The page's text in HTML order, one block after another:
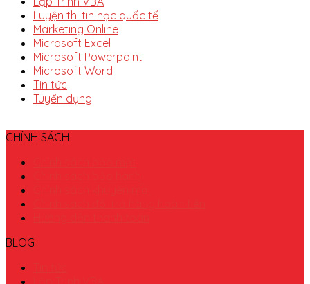
Luyện thi tin học quốc tế
Marketing Online
Microsoft Excel
Microsoft Powerpoint
Microsoft Word
Tin tức
Tuyển dụng
CHÍNH SÁCH
BLOG